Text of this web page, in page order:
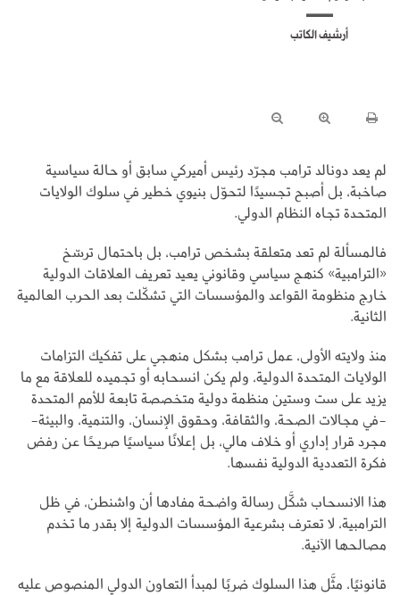
أرشيف الكاتب
لم يعد دونالد ترامب مجرّد رئيس أميركي سابق أو حالة سياسية
صاخبة، بل أصبح تجسيدًا لتحوّل بنيوي خطير في سلوك الولايات
المتحدة تجاه النظام الدولي.
فالمسألة لم تعد متعلقة بشخص ترامب، بل باحتمال ترسّخ
«الترامبية» كنهج سياسي وقانوني يعيد تعريف العلاقات الدولية
خارج منظومة القواعد والمؤسسات التي تشكّلت بعد الحرب العالمية
الثانية.
منذ ولايته الأولى، عمل ترامب بشكل منهجي على تفكيك التزامات
الولايات المتحدة الدولية، ولم يكن انسحابه أو تجميده للعلاقة مع ما
يزيد على ست وستين منظمة دولية متخصصة تابعة للأمم المتحدة
-في مجالات الصحة، والثقافة، وحقوق الإنسان، والتنمية، والبيئة-
مجرد قرار إداري أو خلاف مالي، بل إعلانًا سياسيًا صريحًا عن رفض
فكرة التعددية الدولية نفسها.
هذا الانسحاب شكَّل رسالة واضحة مفادها أن واشنطن، في ظل
الترامبية، لا تعترف بشرعية المؤسسات الدولية إلا بقدر ما تخدم
مصالحها الآنية.
قانونيًا، مثَّل هذا السلوك ضربًا لمبدأ التعاون الدولي المنصوص عليه